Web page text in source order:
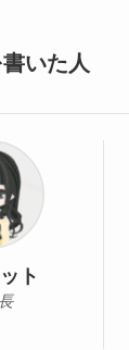
いた人
ト